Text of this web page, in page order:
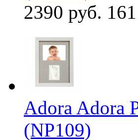
2390 руб. 161
Adora Adora
(NP109)